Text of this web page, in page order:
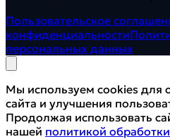
Пользовательское
конфиденциальности
персональных данных
Мы используем cookies для
сайта и улучшения
Продолжая использовать
нашей политикой